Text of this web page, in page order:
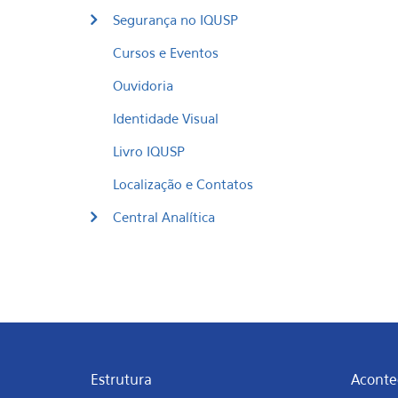
Segurança no IQUSP
Cursos e Eventos
Ouvidoria
Identidade Visual
Livro IQUSP
Localização e Contatos
Central Analítica
Estrutura